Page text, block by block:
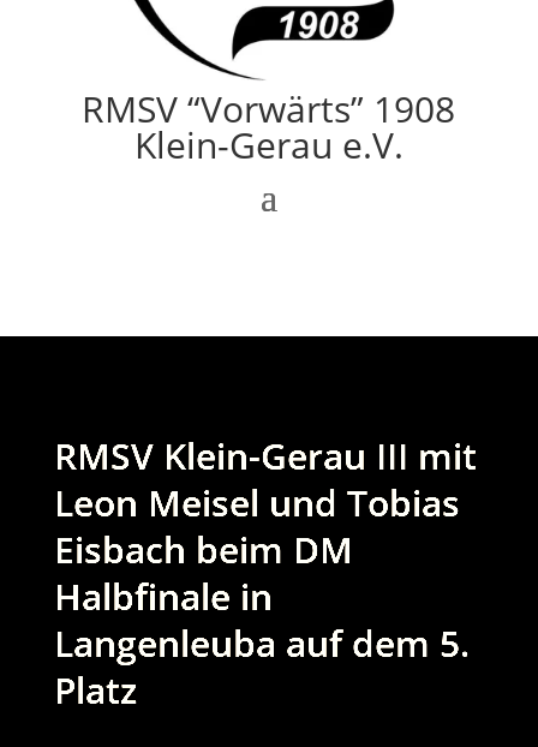
RMSV “Vorwärts” 1908
Klein-Gerau e.V.
RMSV Klein-Gerau III mit
Leon Meisel und Tobias
Eisbach beim DM
Halbfinale in
Langenleuba auf dem 5.
Platz